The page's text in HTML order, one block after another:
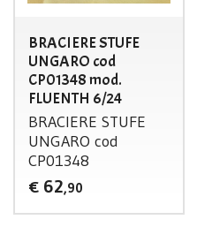
BRACIERE STUFE
UNGARO cod
CP01348 mod.
FLUENTH 6/24
BRACIERE STUFE
UNGARO cod
CP01348
€ 62,90